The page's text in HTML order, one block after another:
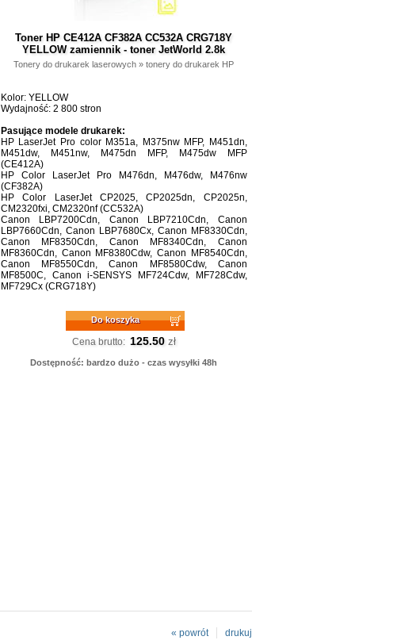
Toner HP CE412A CF382A CC532A CRG718Y
YELLOW zamiennik - toner JetWorld 2.8k
Tonery do drukarek laserowych »tonery do drukarek HP
Kolor: YELLOW
Wydajność: 2 800 stron
Pasujące modele drukarek:
HP LaserJet Pro color M351a, M375nw MFP, M451dn,
M451dw, M451nw, M475dn MFP, M475dw MFP
(CE412A)
HP Color LaserJet Pro M476dn, M476dw, M476nw
(CF382A)
HP Color LaserJet CP2025, CP2025dn, CP2025n,
CM2320fxi, CM2320nf (CC532A)
Canon LBP7200Cdn, Canon LBP7210Cdn, Canon
LBP7660Cdn, Canon LBP7680Cx, Canon MF8330Cdn,
Canon MF8350Cdn, Canon MF8340Cdn, Canon
MF8360Cdn, Canon MF8380Cdw, Canon MF8540Cdn,
Canon MF8550Cdn, Canon MF8580Cdw, Canon
MF8500C, Canon i-SENSYS MF724Cdw, MF728Cdw,
MF729Cx (CRG718Y)
Do koszyka
Cena brutto: 125.50 zł
Dostępność: bardzo dużo - czas wysyłki 48h
drukuj
« powrót